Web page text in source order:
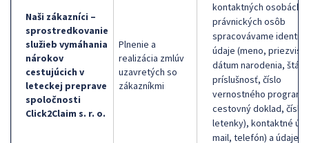
Naši zákazníci –
sprostredkovanie
služieb vymáhania
nárokov
cestujúcich v
leteckej preprave
spoločnosti
Click2Claim s. r. o.
Plnenie a
realizácia zmlúv
uzavretých so
zákazníkmi
kontaktných osobách
právnických osôb
spracovávame
údaje (meno,
dátum narodenia,
príslušnosť, číslo
vernostného
cestovný doklad, číslo
letenky), kontaktné
mail, telefón) a údaje o